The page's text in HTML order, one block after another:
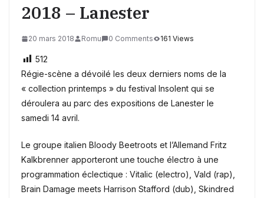
2018 – Lanester
20 mars 2018 Romu 0 Comments 161 Views
512
Régie-scène a dévoilé les deux derniers noms de la
« collection printemps » du festival Insolent qui se
déroulera au parc des expositions de Lanester le
samedi 14 avril.
Le groupe italien Bloody Beetroots et l’Allemand Fritz
Kalkbrenner apporteront une touche électro à une
programmation éclectique : Vitalic (electro), Vald (rap),
Brain Damage meets Harrison Stafford (dub), Skindred